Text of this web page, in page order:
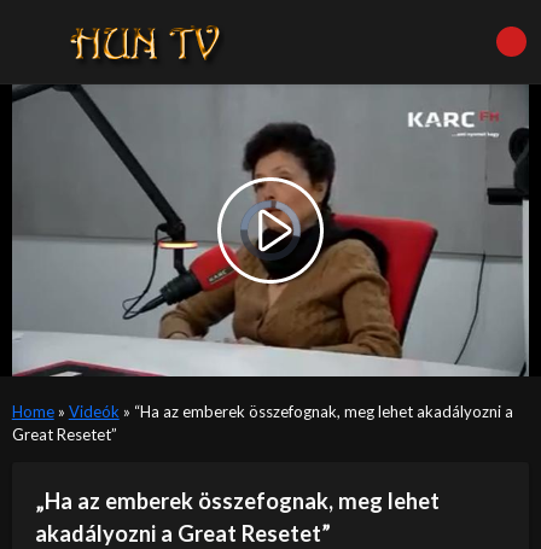
Video
Player
is
loading.Play
Video
Home» Videók » “Ha az emberek összefognak, meg lehet akadályozni a
Great Resetet”
„Ha az emberek összefognak, meg lehet
akadályozni a Great Resetet”